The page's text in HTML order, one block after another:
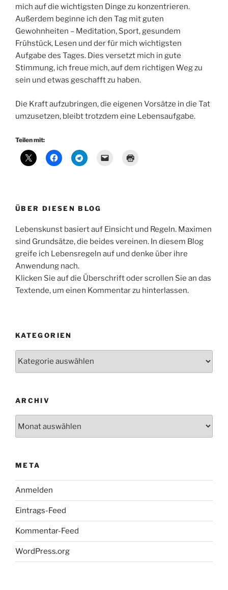
mich auf die wichtigsten Dinge zu konzentrieren.
Außerdem beginne ich den Tag mit guten
Gewohnheiten – Meditation, Sport, gesundem
Frühstück, Lesen und der für mich wichtigsten
Aufgabe des Tages. Dies versetzt mich in gute
Stimmung, ich freue mich, auf dem richtigen Weg zu
sein und etwas geschafft zu haben.
Die Kraft aufzubringen, die eigenen Vorsätze in die Tat
umzusetzen, bleibt trotzdem eine Lebensaufgabe.
Teilen mit:
ÜBER DIESEN BLOG
Lebenskunst basiert auf Einsicht und Regeln. Maximen
sind Grundsätze, die beides vereinen. In diesem Blog
greife ich Lebensregeln auf und denke über ihre
Anwendung nach.
Klicken Sie auf die Überschrift oder scrollen Sie an das
Textende, um einen Kommentar zu hinterlassen.
KATEGORIEN
ARCHIV
META
Anmelden
Eintrags-Feed
Kommentar-Feed
WordPress.org